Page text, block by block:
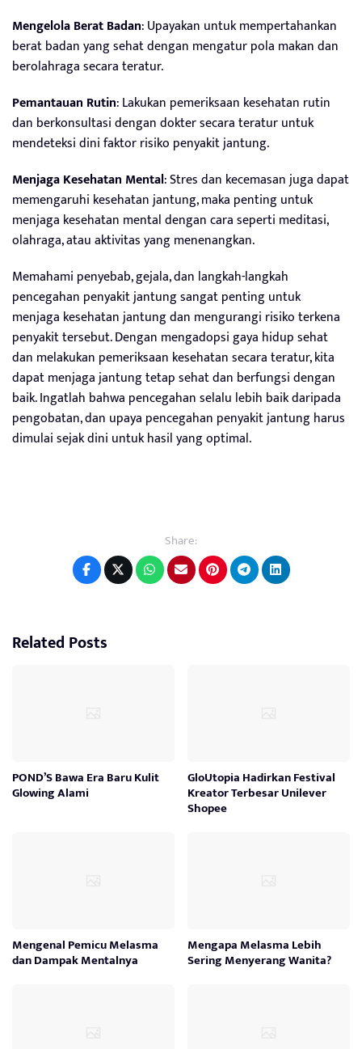
Mengelola Berat Badan: Upayakan untuk mempertahankan
berat badan yang sehat dengan mengatur pola makan dan
berolahraga secara teratur.
Pemantauan Rutin: Lakukan pemeriksaan kesehatan rutin
dan berkonsultasi dengan dokter secara teratur untuk
mendeteksi dini faktor risiko penyakit jantung.
Menjaga Kesehatan Mental: Stres dan kecemasan juga dapat
memengaruhi kesehatan jantung, maka penting untuk
menjaga kesehatan mental dengan cara seperti meditasi,
olahraga, atau aktivitas yang menenangkan.
Memahami penyebab, gejala, dan langkah-langkah
pencegahan penyakit jantung sangat penting untuk
menjaga kesehatan jantung dan mengurangi risiko terkena
penyakit tersebut. Dengan mengadopsi gaya hidup sehat
dan melakukan pemeriksaan kesehatan secara teratur, kita
dapat menjaga jantung tetap sehat dan berfungsi dengan
baik. Ingatlah bahwa pencegahan selalu lebih baik daripada
pengobatan, dan upaya pencegahan penyakit jantung harus
dimulai sejak dini untuk hasil yang optimal.
Share:
Related Posts
POND’S Bawa Era Baru Kulit
Glowing Alami
GloUtopia Hadirkan Festival
Kreator Terbesar Unilever
Shopee
Mengenal Pemicu Melasma
dan Dampak Mentalnya
Mengapa Melasma Lebih
Sering Menyerang Wanita?